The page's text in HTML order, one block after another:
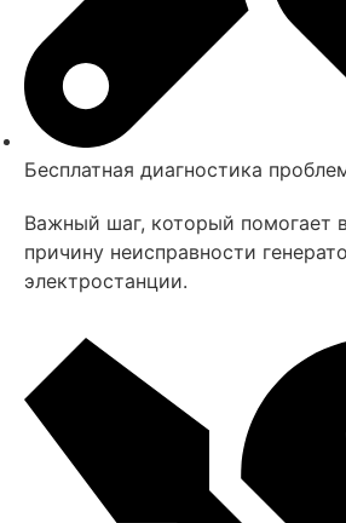
Бесплатная диагностика
Важный шаг, который помогает
причину неисправности
электростанции.